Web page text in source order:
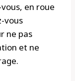
en roue
vous
ne pas
et ne